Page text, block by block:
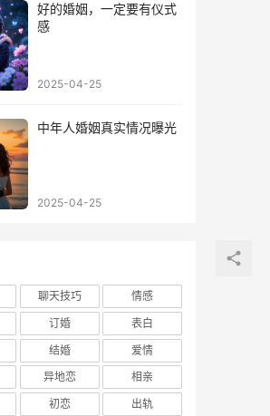
好的婚姻，一定要有仪式
感
2025-04-25
中年人婚姻真实情况曝光
2025-04-25
聊天技巧
情感
订婚
表白
结婚
爱情
异地恋
相亲
初恋 出轨